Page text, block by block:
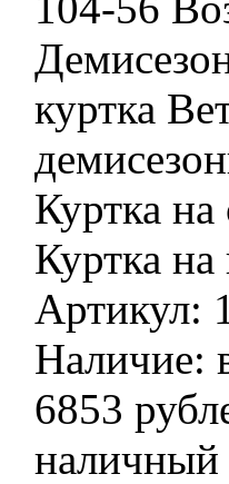
куртка
Куртка
Куртка
Артикул:
Наличие:
6853
наличный